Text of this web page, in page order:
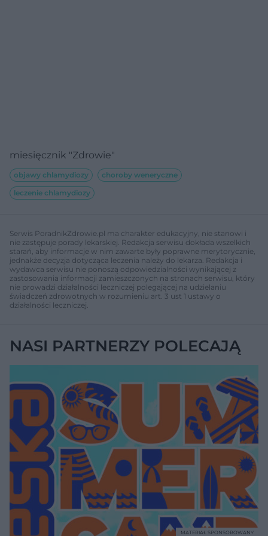
miesięcznik "Zdrowie"
objawy chlamydiozy
choroby weneryczne
leczenie chlamydiozy
Serwis PoradnikZdrowie.pl ma charakter edukacyjny, nie stanowi i
nie zastępuje porady lekarskiej. Redakcja serwisu dokłada wszelkich
starań, aby informacje w nim zawarte były poprawne merytorycznie,
jednakże decyzja dotycząca leczenia należy do lekarza. Redakcja i
wydawca serwisu nie ponoszą odpowiedzialności wynikającej z
zastosowania informacji zamieszczonych na stronach serwisu, który
nie prowadzi działalności leczniczej polegającej na udzielaniu
świadczeń zdrowotnych w rozumieniu art. 3 ust 1 ustawy o
działalności leczniczej.
NASI PARTNERZY POLECAJĄ
MATERIAŁ SPONSOROWANY